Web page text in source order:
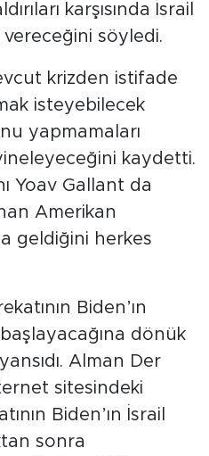
karşısında İsrail
vereceğini söyledi.
krizden istifade
isteyebilecek
yapmamaları
kaydetti.
Yoav Gallant da
Amerikan
geldiğini herkes
Biden’ın
dönük
Alman Der
sitesindeki
Biden’ın İsrail
sonra